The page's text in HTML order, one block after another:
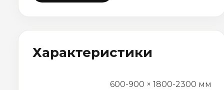
Характеристики
600-900 × 1800-2300 мм